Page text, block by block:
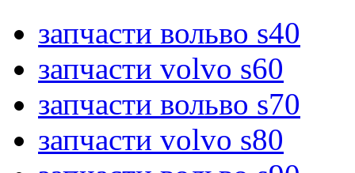
запчасти вольво s40
запчасти volvo s60
запчасти вольво s70
запчасти volvo s80